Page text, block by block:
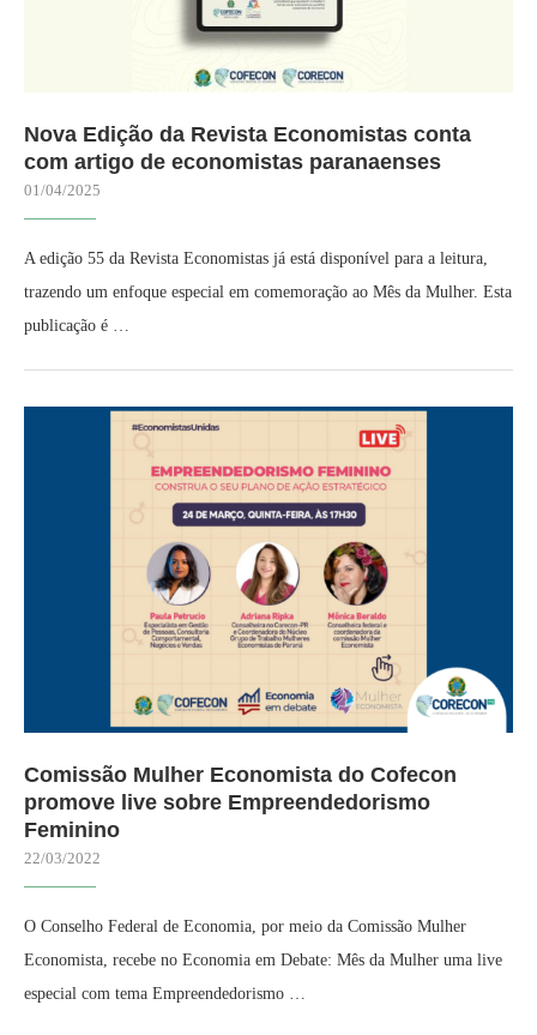
Nova Edição da Revista Economistas conta
com artigo de economistas paranaenses
01/04/2025
A edição 55 da Revista Economistas já está disponível para a leitura,
trazendo um enfoque especial em comemoração ao Mês da Mulher. Esta
publicação é …
Comissão Mulher Economista do Cofecon
promove live sobre Empreendedorismo
Feminino
22/03/2022
O Conselho Federal de Economia, por meio da Comissão Mulher
Economista, recebe no Economia em Debate: Mês da Mulher uma live
especial com tema Empreendedorismo …